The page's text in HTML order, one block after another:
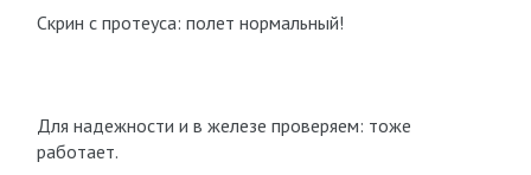
Скрин с протеуса: полет нормальный!
Для надежности и в железе проверяем: тоже
работает.